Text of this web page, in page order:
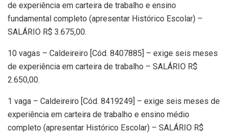
de experiência em carteira de trabalho e ensino
fundamental completo (apresentar Histórico Escolar) –
SALÁRIO R$ 3.675,00.
10 vagas – Caldeireiro [Cód. 8407885] – exige seis meses
de experiência em carteira de trabalho – SALÁRIO R$
2.650,00.
1 vaga – Caldeireiro [Cód. 8419249] – exige seis meses de
experiência em carteira de trabalho e ensino médio
completo (apresentar Histórico Escolar) – SALÁRIO R$